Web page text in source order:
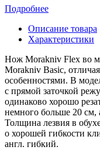
Подробнее
Описание товара
Характеристики
Нож Morakniv Flex во
Morakniv Basic,
особенностями. В
с прямой заточкой
одинаково хорошо
немного больше 20 см,
Толщина лезвия в
о хорошей гибкости
англ. гибкий.